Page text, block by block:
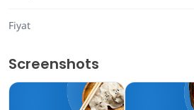
Fiyat
Screenshots